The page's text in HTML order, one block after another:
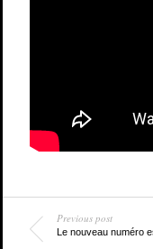
Previous post
Le nouveau numéro